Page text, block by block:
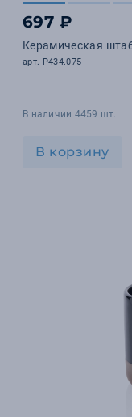
697 ₽
Керамическая
арт. P434.075
В наличии 4459 шт.
В корзину